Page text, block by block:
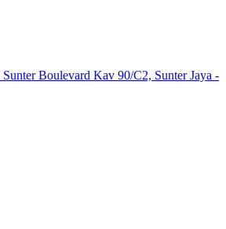
Boulevard Kav 90/C2, Sunter Jaya -